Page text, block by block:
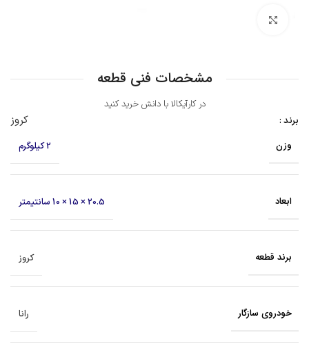
مشخصات فنی قطعه
در کارآیکالا با دانش خرید کنید
برند :
کروز
وزن 2 کیلوگرم
ابعاد 20.5 × 15 × 10 سانتیمتر
برند قطعه کروز
خودروی سازگار رانا